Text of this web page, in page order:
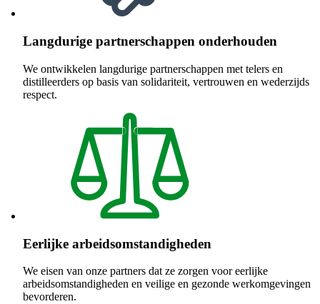
Langdurige partnerschappen onderhouden
We ontwikkelen langdurige partnerschappen met telers en
distilleerders op basis van solidariteit, vertrouwen en wederzijds
respect.
Eerlijke arbeidsomstandigheden
We eisen van onze partners dat ze zorgen voor eerlijke
arbeidsomstandigheden en veilige en gezonde werkomgevingen
bevorderen.